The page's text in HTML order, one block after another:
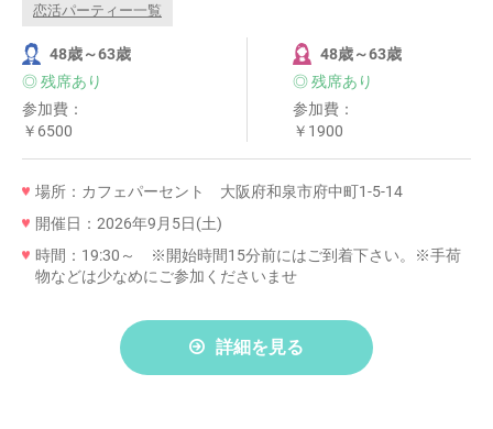
恋活パーティー一覧
48歳～63歳
◎ 残席あり
参加費：
￥6500
48歳～63歳
◎ 残席あり
参加費：
￥1900
場所：カフェパーセント 大阪府和泉市府中町1-5-14
開催日：2026年9月5日(土)
時間：19:30～ ※開始時間15分前にはご到着下さい。※手荷
物などは少なめにご参加くださいませ
詳細を見る